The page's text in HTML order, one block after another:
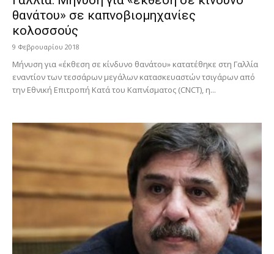
θανάτου» σε καπνοβιομηχανίες
κολοσσούς
9 Φεβρουαρίου 2018
Μήνυση για «έκθεση σε κίνδυνο θανάτου» κατατέθηκε στη Γαλλία
εναντίον των τεσσάρων μεγάλων κατασκευαστών τσιγάρων από
την Εθνική Επιτροπή Κατά του Καπνίσματος (CNCT), η...